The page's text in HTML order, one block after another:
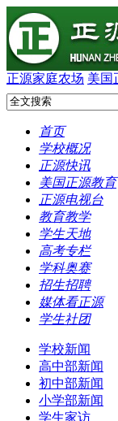
正源家庭农场 美国
首页
学校概况
正源快讯
美国正源教育
正源电视台
教育教学
学生天地
高考专栏
学科奥赛
招生招聘
媒体看正源
学生社团
学校新闻
高中部新闻
初中部新闻
小学部新闻
学生家访